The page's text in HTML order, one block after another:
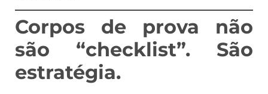
Corpos de prova não
são “checklist”. São
estratégia.